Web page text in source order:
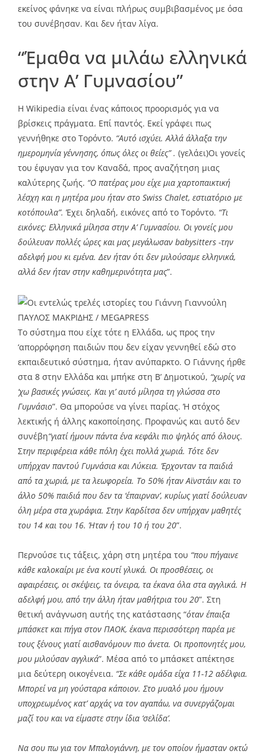
εκείνος φάνηκε να είναι πλήρως συμβιβασμένος με όσα
του συνέβησαν. Και δεν ήταν λίγα.
“Έμαθα να μιλάω ελληνικά
στην Α’ Γυμνασίου”
Η Wikipedia είναι ένας κάποιος προορισμός για να
βρίσκεις πράγματα. Επί παντός. Εκεί γράφει πως
γεννήθηκε στο Τορόντο. “Αυτό ισχύει. Αλλά άλλαξα την
ημερομηνία γέννησης, όπως όλες οι θείες” . (γελάει)Οι γονείς
του έφυγαν για τον Καναδά, προς αναζήτηση μιας
καλύτερης ζωής. “Ο πατέρας μου είχε μια χαρτοπαικτική
λέσχη και η μητέρα μου ήταν στο Swiss Chalet, εστιατόριο με
κοτόπουλα”. Έχει δηλαδή, εικόνες από το Τορόντο. “Τι
εικόνες; Ελληνικά μίλησα στην Α’ Γυμνασίου. Οι γονείς μου
δούλευαν πολλές ώρες και μας μεγάλωσαν babysitters -την
αδελφή μου κι εμένα. Δεν ήταν ότι δεν μιλούσαμε ελληνικά,
αλλά δεν ήταν στην καθημερινότητα μας”.
ΠΑΥΛΟΣ ΜΑΚΡΙΔΗΣ / MEGAPRESS
Το σύστημα που είχε τότε η Ελλάδα, ως προς την
‘απορρόφηση παιδιών που δεν είχαν γεννηθεί εδώ στο
εκπαιδευτικό σύστημα, ήταν ανύπαρκτο. Ο Γιάννης ήρθε
στα 8 στην Ελλάδα και μπήκε στη Β’ Δημοτικού, “χωρίς να
‘χω βασικές γνώσεις. Και γι’ αυτό μίλησα τη γλώσσα στο
Γυμνάσιο”. Θα μπορούσε να γίνει παρίας. Ή στόχος
λεκτικής ή άλλης κακοποίησης. Προφανώς και αυτό δεν
συνέβη“γιατί ήμουν πάντα ένα κεφάλι πιο ψηλός από όλους.
Στην περιφέρεια κάθε πόλη έχει πολλά χωριά. Τότε δεν
υπήρχαν παντού Γυμνάσια και Λύκεια. Έρχονταν τα παιδιά
από τα χωριά, με τα λεωφορεία. Το 50% ήταν Αϊνστάιν και το
άλλο 50% παιδιά που δεν τα ‘έπαιρναν’, κυρίως γιατί δούλευαν
όλη μέρα στα χωράφια. Στην Καρδίτσα δεν υπήρχαν μαθητές
του 14 και του 16. Ήταν ή του 10 ή του 20”.
Περνούσε τις τάξεις, χάρη στη μητέρα του “που πήγαινε
κάθε καλοκαίρι με ένα κουτί γλυκά. Οι προσθέσεις, οι
αφαιρέσεις, οι σκέψεις, τα όνειρα, τα έκανα όλα στα αγγλικά. Η
αδελφή μου, από την άλλη ήταν μαθήτρια του 20”. Στη
θετική ανάγνωση αυτής της κατάστασης “όταν έπαιξα
μπάσκετ και πήγα στον ΠΑΟΚ, έκανα περισσότερη παρέα με
τους ξένους γιατί αισθανόμουν πιο άνετα. Οι προπονητές μου,
μου μιλούσαν αγγλικά”. Μέσα από το μπάσκετ απέκτησε
μια δεύτερη οικογένεια. “Σε κάθε ομάδα είχα 11-12 αδέλφια.
Μπορεί να μη γούσταρα κάποιον. Στο μυαλό μου ήμουν
υποχρεωμένος κατ’ αρχάς να τον αγαπάω, να συνεργάζομαι
μαζί του και να είμαστε στην ίδια ‘σελίδα’.
Να σου πω για τον Μπαλογιάννη, με τον οποίον ήμασταν οκτώ